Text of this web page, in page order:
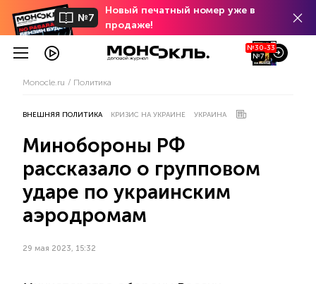
№7
Новый печатный номер уже в
продаже!
№30-33
№7
Monocle.ru Политика
ВНЕШНЯЯ ПОЛИТИКА КРИЗИС НА УКРАИНЕ УКРАИНА
Минобороны РФ
рассказало о групповом
ударе по украинским
аэродромам
29 мая 2023, 15:32